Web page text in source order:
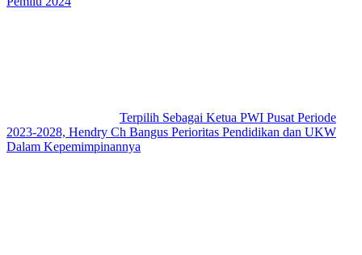
Terpilih Sebagai Ketua PWI Pusat Periode
2023-2028, Hendry Ch Bangus Perioritas Pendidikan dan UKW
Dalam Kepemimpinannya